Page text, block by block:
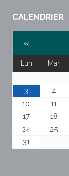
CALENDRIER
«
Lun Mar
3
4
10
11
17
18
24
25
31